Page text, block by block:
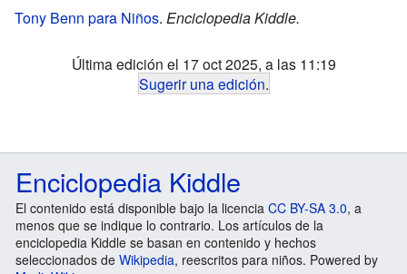
Tony Benn para Niños. Enciclopedia Kiddle.
Última edición el 17 oct 2025, a las 11:19
Sugerir una edición.
Enciclopedia Kiddle
El contenido está disponible bajo la licencia CC BY-SA 3.0, a
menos que se indique lo contrario. Los artículos de la
enciclopedia Kiddle se basan en contenido y hechos
seleccionados de Wikipedia, reescritos para niños. Powered by